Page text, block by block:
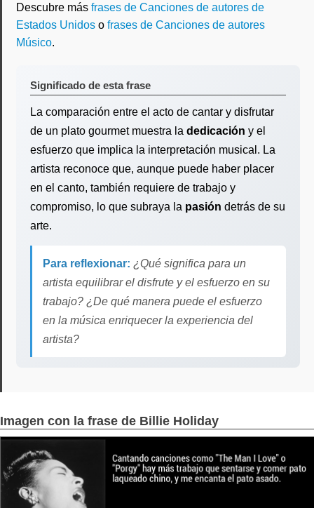
Descubre más frases de Canciones de autores de
Estados Unidos o frases de Canciones de autores
Músico.
Significado de esta frase
La comparación entre el acto de cantar y disfrutar
de un plato gourmet muestra la dedicación y el
esfuerzo que implica la interpretación musical. La
artista reconoce que, aunque puede haber placer
en el canto, también requiere de trabajo y
compromiso, lo que subraya la pasión detrás de su
arte.
Para reflexionar: ¿Qué significa para un
artista equilibrar el disfrute y el esfuerzo en su
trabajo? ¿De qué manera puede el esfuerzo
en la música enriquecer la experiencia del
artista?
Imagen con la frase de Billie Holiday